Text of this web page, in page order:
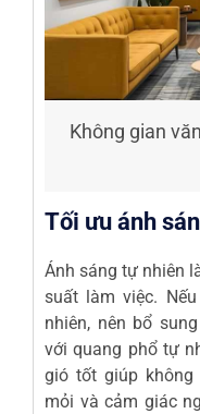
Không gian
Tối ưu ánh
Ánh sáng tự nhiên
suất làm việc.
nhiên, nên bổ
với quang phổ tự
gió tốt giúp
mỏi và cảm giác